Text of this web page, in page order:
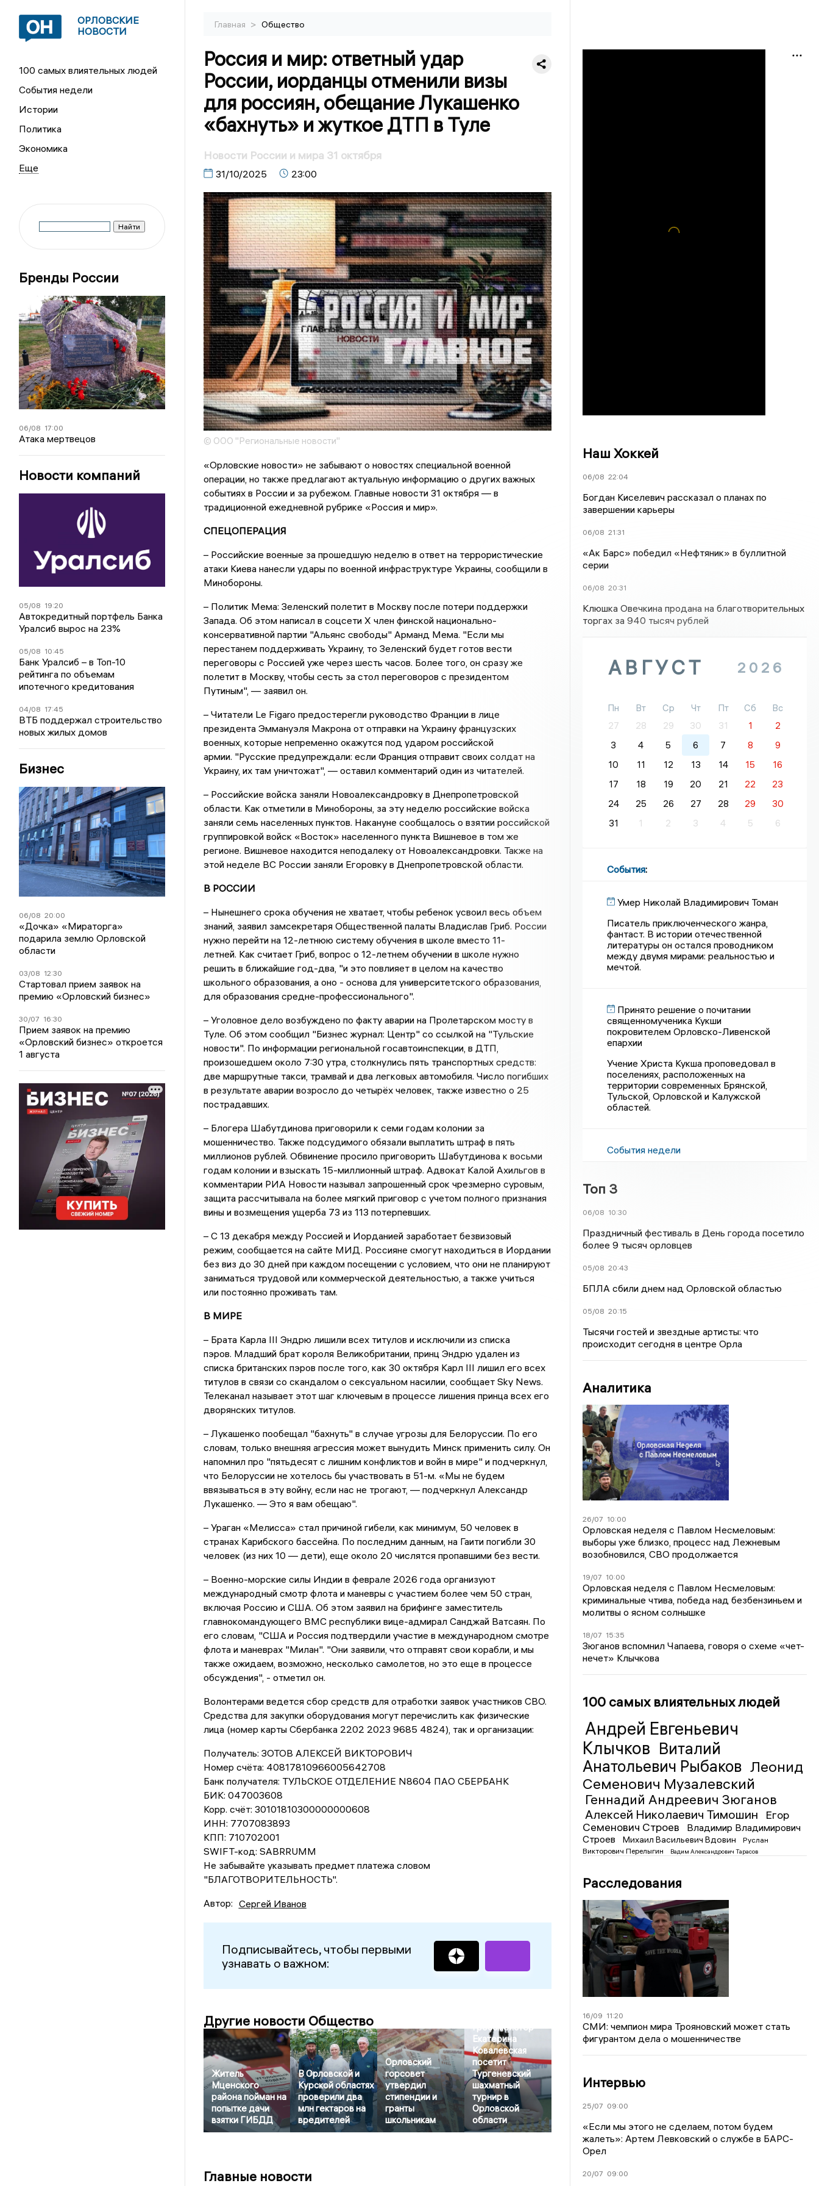
ОРЛОВСКИЕ
НОВОСТИ
100 самых влиятельных людей
События недели
Истории
Политика
Экономика
Бренды России
06/08 17:00
Атака мертвецов
Новости компаний
05/08 19:20
Автокредитный портфель Банка
Уралсиб вырос на 23%
05/08 10:45
Банк Уралсиб – в Топ-10
рейтинга по объемам
ипотечного кредитования
04/08 17:45
ВТБ поддержал строительство
новых жилых домов
Бизнес
06/08 20:00
«Дочка» «Мираторга»
подарила землю Орловской
области
03/08 12:30
Стартовал прием заявок на
премию «Орловский бизнес»
30/07 16:30
Прием заявок на премию
«Орловский бизнес» откроется
1 августа
Главная > Общество
Россия и мир: ответный удар
России, иорданцы отменили визы
для россиян, обещание Лукашенко
«бахнуть» и жуткое ДТП в Туле
Новости России и мира 31 октября
31/10/2025 23:00
© ООО "Региональные новости"
«Орловские новости» не забывают о новостях специальной военной
операции, но также предлагают актуальную информацию о других важных
событиях в России и за рубежом. Главные новости 31 октября — в
традиционной ежедневной рубрике «Россия и мир».
СПЕЦОПЕРАЦИЯ
– Российские военные за прошедшую неделю в ответ на террористические
атаки Киева нанесли удары по военной инфраструктуре Украины, сообщили в
Минобороны.
– Политик Мема: Зеленский полетит в Москву после потери поддержки
Запада. Об этом написал в соцсети X член финской национально-
консервативной партии "Альянс свободы" Арманд Мема. "Если мы
перестанем поддерживать Украину, то Зеленский будет готов вести
переговоры с Россией уже через шесть часов. Более того, он сразу же
полетит в Москву, чтобы сесть за стол переговоров с президентом
Путиным", — заявил он.
– Читатели Le Figaro предостерегли руководство Франции в лице
президента Эммануэля Макрона от отправки на Украину французских
военных, которые непременно окажутся под ударом российской
армии. "Русские предупреждали: если Франция отправит своих солдат на
Украину, их там уничтожат", — оставил комментарий один из читателей.
– Российские войска заняли Новоалександровку в Днепропетровской
области. Как отметили в Минобороны, за эту неделю российские войска
заняли семь населенных пунктов. Накануне сообщалось о взятии российской
группировкой войск «Восток» населенного пункта Вишневое в том же
регионе. Вишневое находится неподалеку от Новоалександровки. Также на
этой неделе ВС России заняли Егоровку в Днепропетровской области.
В РОССИИ
– Нынешнего срока обучения не хватает, чтобы ребенок усвоил весь объем
знаний, заявил замсекретаря Общественной палаты Владислав Гриб. России
нужно перейти на 12-летнюю систему обучения в школе вместо 11-
летней. Как считает Гриб, вопрос о 12-летнем обучении в школе нужно
решить в ближайшие год-два, "и это повлияет в целом на качество
школьного образования, а оно - основа для университетского образования,
для образования средне-профессионального".
– Уголовное дело возбуждено по факту аварии на Пролетарском мосту в
Туле. Об этом сообщил "Бизнес журнал: Центр" со ссылкой на "Тульские
новости". По информации региональной госавтоинспекции, в ДТП,
произошедшем около 7:30 утра, столкнулись пять транспортных средств:
две маршрутные такси, трамвай и два легковых автомобиля. Число погибших
в результате аварии возросло до четырёх человек, также известно о 25
пострадавших.
– Блогера Шабутдинова приговорили к семи годам колонии за
мошенничество. Также подсудимого обязали выплатить штраф в пять
миллионов рублей. Обвинение просило приговорить Шабутдинова к восьми
годам колонии и взыскать 15-миллионный штраф. Адвокат Калой Ахильгов в
комментарии РИА Новости называл запрошенный срок чрезмерно суровым,
защита рассчитывала на более мягкий приговор с учетом полного признания
вины и возмещения ущерба 73 из 113 потерпевших.
– С 13 декабря между Россией и Иорданией заработает безвизовый
режим, сообщается на сайте МИД. Россияне смогут находиться в Иордании
без виз до 30 дней при каждом посещении с условием, что они не планируют
заниматься трудовой или коммерческой деятельностью, а также учиться
или постоянно проживать там.
В МИРЕ
– Брата Карла III Эндрю лишили всех титулов и исключили из списка
пэров. Младший брат короля Великобритании, принц Эндрю удален из
списка британских пэров после того, как 30 октября Карл III лишил его всех
титулов в связи со скандалом о сексуальном насилии, сообщает Sky News.
Телеканал называет этот шаг ключевым в процессе лишения принца всех его
дворянских титулов.
– Лукашенко пообещал "бахнуть" в случае угрозы для Белоруссии. По его
словам, только внешняя агрессия может вынудить Минск применить силу. Он
напомнил про "пятьдесят с лишним конфликтов и войн в мире" и подчеркнул,
что Белоруссии не хотелось бы участвовать в 51-м. «Мы не будем
ввязываться в эту войну, если нас не трогают, — подчеркнул Александр
Лукашенко. — Это я вам обещаю".
– Ураган «Мелисса» стал причиной гибели, как минимум, 50 человек в
странах Карибского бассейна. По последним данным, на Гаити погибли 30
человек (из них 10 — дети), еще около 20 числятся пропавшими без вести.
– Военно-морские силы Индии в феврале 2026 года организуют
международный смотр флота и маневры с участием более чем 50 стран,
включая Россию и США. Об этом заявил на брифинге заместитель
главнокомандующего ВМС республики вице-адмирал Санджай Ватсаян. По
его словам, "США и Россия подтвердили участие в международном смотре
флота и маневрах "Милан". "Они заявили, что отправят свои корабли, и мы
также ожидаем, возможно, несколько самолетов, но это еще в процессе
обсуждения", - отметил он.
Волонтерами ведется сбор средств для отработки заявок участников СВО.
Средства для закупки оборудования могут перечислить как физические
лица (номер карты Сбербанка 2202 2023 9685 4824), так и организации:
Получатель: ЗОТОВ АЛЕКСЕЙ ВИКТОРОВИЧ
Номер счёта: 40817810966005642708
Банк получателя: ТУЛЬСКОЕ ОТДЕЛЕНИЕ N8604 ПАО СБЕРБАНК
БИК: 047003608
Корр. счёт: 30101810300000000608
ИНН: 7707083893
КПП: 710702001
SWIFT-код: SABRRUMM
Не забывайте указывать предмет платежа словом
"БЛАГОТВОРИТЕЛЬНОСТЬ".
Автор: Сергей Иванов
Подписывайтесь, чтобы первыми
узнавать о важном:
Другие новости Общество
Житель
Мценского
района пойман на
попытке дачи
взятки ГИБДД
В Орловской и
Курской областях
проверили два
млн гектаров на
вредителей
Орловский
горсовет
утвердил
стипендии и
гранты
школьникам
Гроссмейстер
Екатерина
Ковалевская
посетит
Тургеневский
шахматный
турнир в
Орловской
области
Главные новости
Наш Хоккей
06/08 22:04
Богдан Киселевич рассказал о планах по
завершении карьеры
06/08 21:31
«Ак Барс» победил «Нефтяник» в буллитной
серии
06/08 20:31
Клюшка Овечкина продана на благотворительных
торгах за 940 тысяч рублей
АВГУСТ 2026
Пн Вт Ср Чт Пт Сб
Вс
27
28 29 30 31 1
2
3
4 5 6 7 8
9
10
11 12 13 14 15
16
17
18 19 20 21 22
23
24
25 26 27 28 29
30
31
1 2 3 4 5 6
События:
Умер Николай Владимирович Томан
Писатель приключенческого жанра,
фантаст. В истории отечественной
литературы он остался проводником
между двумя мирами: реальностью и
мечтой.
Принято решение о почитании
священномученика Кукши
покровителем Орловско-Ливенской
епархии
Учение Христа Кукша проповедовал в
поселениях, расположенных на
территории современных Брянской,
Тульской, Орловской и Калужской
областей.
События недели
Топ 3
06/08 10:30
Праздничный фестиваль в День города посетило
более 9 тысяч орловцев
05/08 20:43
БПЛА сбили днем над Орловской областью
05/08 20:15
Тысячи гостей и звездные артисты: что
происходит сегодня в центре Орла
Аналитика
26/07 10:00
Орловская неделя с Павлом Несмеловым:
выборы уже близко, процесс над Лежневым
возобновился, СВО продолжается
19/07 10:00
Орловская неделя с Павлом Несмеловым:
криминальные чтива, победа над безбензиньем и
молитвы о ясном солнышке
18/07 15:35
Зюганов вспомнил Чапаева, говоря о схеме «чет-
нечет» Клычкова
100 самых влиятельных людей
Андрей Евгеньевич
Клычков Виталий
Анатольевич Рыбаков Леонид
Семенович Музалевский
Геннадий Андреевич Зюганов
Алексей Николаевич Тимошин
Егор
Семенович Строев
Владимир Владимирович
Строев
Михаил Васильевич Вдовин
Руслан
Викторович Перелыгин
Вадим Александрович Тарасов
Расследования
16/09 11:20
СМИ: чемпион мира Трояновский может стать
фигурантом дела о мошенничестве
Интервью
25/07 09:00
«Если мы этого не сделаем, потом будем
жалеть»: Артем Левковский о службе в БАРС-
Орел
20/07 09:00